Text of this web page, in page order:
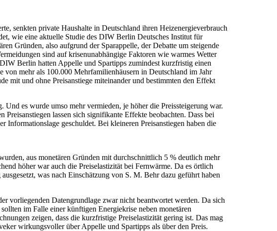
senkten private Haushalte in Deutschland ihren Heizenergieverbrauch
wie eine aktuelle Studie des DIW Berlin Deutsches Institut für
Gründen, also aufgrund der Sparappelle, der Debatte um steigende
sind auf krisenunabhängige Faktoren wie warmes Wetter
Berlin hatten Appelle und Spartipps zumindest kurzfristig einen
mehr als 100.000 Mehrfamilienhäusern in Deutschland im Jahr
mit und ohne Preisanstiege miteinander und bestimmten den Effekt
es wurde umso mehr vermieden, je höher die Preissteigerung war.
lassen sich signifikante Effekte beobachten. Dass bei
Informationslage geschuldet. Bei kleineren Preisanstiegen haben die
aus monetären Gründen mit durchschnittlich 5 % deutlich mehr
höher war auch die Preiselastizität bei Fernwärme. Da es örtlich
was nach Einschätzung von S. M. Behr dazu geführt haben
vorliegenden Datengrundlage zwar nicht beantwortet werden. Da sich
im Falle einer künftigen Energiekrise neben monetären
zeigen, dass die kurzfristige Preiselastizität gering ist. Das mag
wirkungsvoller über Appelle und Spartipps als über den Preis.